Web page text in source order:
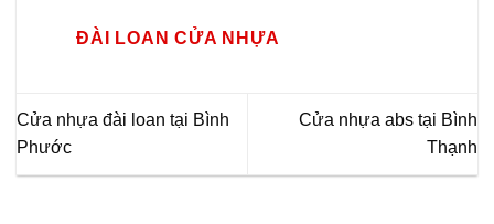
ĐÀI LOAN CỬA NHỰA
Cửa nhựa đài loan tại Bình
Phước
Cửa nhựa abs tại Bình
Thạnh